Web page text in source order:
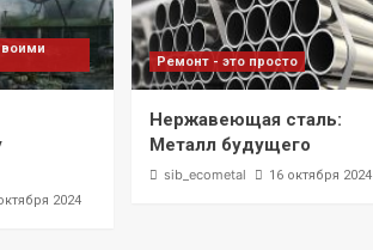
2024
Ремонт - это просто
Нержавеющая сталь:
Металл будущего
sib_ecometal 16 октября 2024